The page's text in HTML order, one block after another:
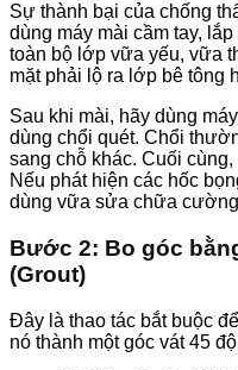
Sự thành bại của chống
dùng máy mài cầm tay,
toàn bộ lớp vữa yếu, vữa
mặt phải lộ ra lớp bê tông
Sau khi mài, hãy dùng
dùng chổi quét. Chổi
sang chỗ khác. Cuối
Nếu phát hiện các hốc
dùng vữa sửa chữa
Bước 2: Bo góc
(Grout)
Đây là thao tác bắt buộc
nó thành một góc vát 45